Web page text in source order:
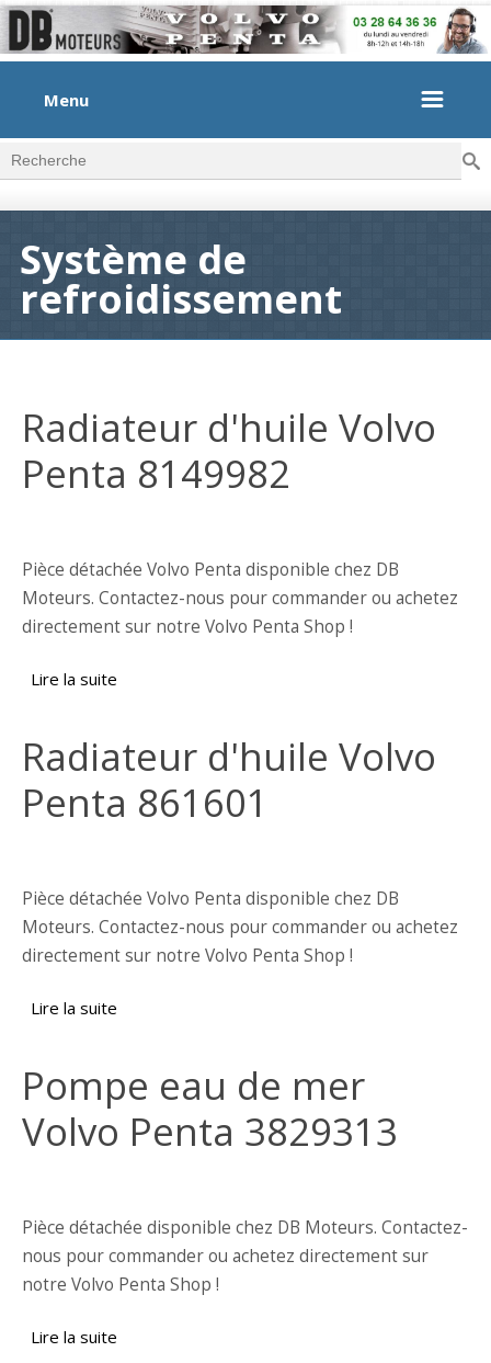
Menu
Formulaire de recherche
Système de
refroidissement
Radiateur d'huile Volvo
Penta 8149982
Pièce détachée Volvo Penta disponible chez DB
Moteurs. Contactez-nous pour commander ou achetez
directement sur notre Volvo Penta Shop !
Lire la suite
Radiateur d'huile Volvo
Penta 861601
Pièce détachée Volvo Penta disponible chez DB
Moteurs. Contactez-nous pour commander ou achetez
directement sur notre Volvo Penta Shop !
Lire la suite
Pompe eau de mer
Volvo Penta 3829313
Pièce détachée disponible chez DB Moteurs. Contactez-
nous pour commander ou achetez directement sur
notre Volvo Penta Shop !
Lire la suite